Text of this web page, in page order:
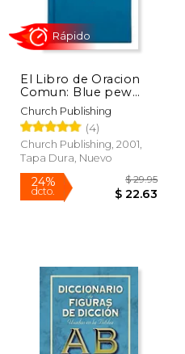
El Libro de Oracion
Comun: Blue pew
Edition
Church Publishing
(4)
Church Publishing, 2001,
Tapa Dura, Nuevo
24%
dcto.
Rápido